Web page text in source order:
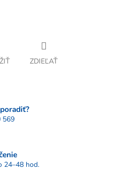
ZDIEĽAŤ
569
24–48 hod.